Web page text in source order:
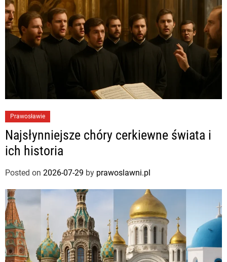
Prawosławie
Najsłynniejsze chóry cerkiewne świata i
ich historia
Posted on 2026-07-29 by prawoslawni.pl